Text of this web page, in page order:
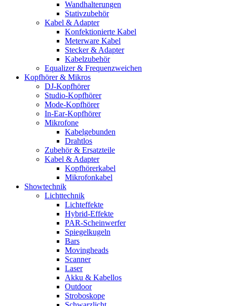
Wandhalterungen
Stativzubehör
Kabel & Adapter
Konfektionierte Kabel
Meterware Kabel
Stecker & Adapter
Kabelzubehör
Equalizer & Frequenzweichen
Kopfhörer & Mikros
DJ-Kopfhörer
Studio-Kopfhörer
Mode-Kopfhörer
In-Ear-Kopfhörer
Mikrofone
Kabelgebunden
Drahtlos
Zubehör & Ersatzteile
Kabel & Adapter
Kopfhörerkabel
Mikrofonkabel
Showtechnik
Lichttechnik
Lichteffekte
Hybrid-Effekte
PAR-Scheinwerfer
Spiegelkugeln
Bars
Movingheads
Scanner
Laser
Akku & Kabellos
Outdoor
Stroboskope